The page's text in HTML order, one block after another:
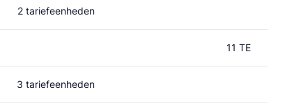
2 tariefeenheden
11 TE
3 tariefeenheden